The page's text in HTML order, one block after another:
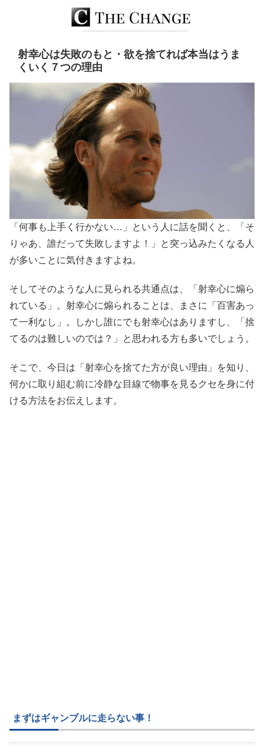
射幸心は失敗のもと・欲を捨てれば本当はうま
くいく７つの理由
「何事も上手く行かない…」という人に話を聞くと、「そ
りゃあ、誰だって失敗しますよ！」と突っ込みたくなる人
が多いことに気付きますよね。
そしてそのような人に見られる共通点は、「射幸心に煽ら
れている」。射幸心に煽られることは、まさに「百害あっ
て一利なし」。しかし誰にでも射幸心はありますし、「捨
てるのは難しいのでは？」と思われる方も多いでしょう。
そこで、今日は「射幸心を捨てた方が良い理由」を知り、
何かに取り組む前に冷静な目線で物事を見るクセを身に付
ける方法をお伝えします。
まずはギャンブルに走らない事！